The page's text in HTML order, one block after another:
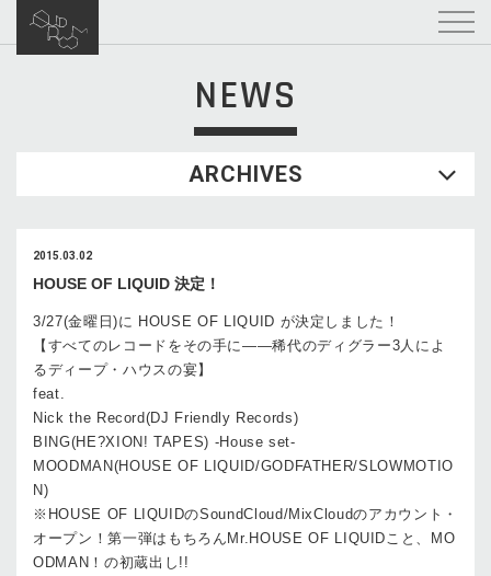
NEWS
ARCHIVES
2015.03.02
HOUSE OF LIQUID 決定！
3/27(金曜日)に HOUSE OF LIQUID が決定しました！
【すべてのレコードをその手に――稀代のディグラー3人によ
るディープ・ハウスの宴】
feat.
Nick the Record(DJ Friendly Records)
BING(HE?XION! TAPES) -House set-
MOODMAN(HOUSE OF LIQUID/GODFATHER/SLOWMOTIO
N)
※HOUSE OF LIQUIDのSoundCloud/MixCloudのアカウント・
オープン！第一弾はもちろんMr.HOUSE OF LIQUIDこと、MO
ODMAN！の初蔵出し!!